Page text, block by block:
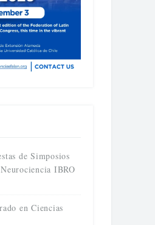
de Simposios
IBRO
en Ciencias